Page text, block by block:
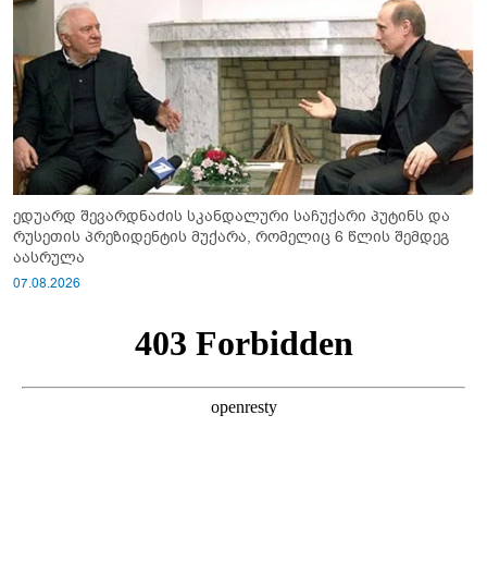
ედუარდ შევარდნაძის სკანდალური საჩუქარი პუტინს და
რუსეთის პრეზიდენტის მუქარა, რომელიც 6 წლის შემდეგ
აასრულა
07.08.2026